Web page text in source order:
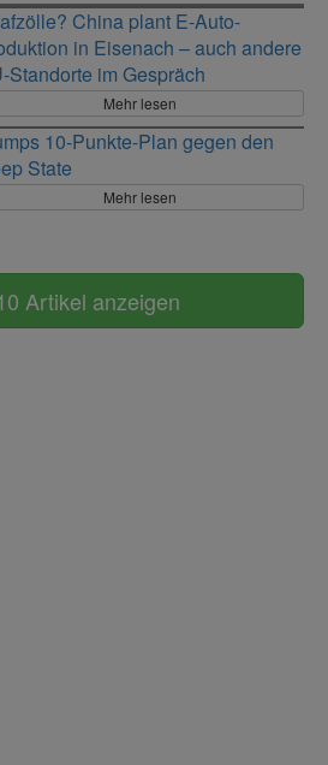
China plant E-Auto-
in Eisenach – auch andere
Standorte im Gespräch
Mehr lesen
10-Punkte-Plan gegen den
State
Mehr lesen
Artikel anzeigen